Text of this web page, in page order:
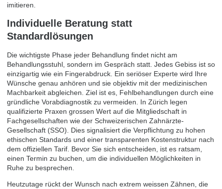
imitieren.
Individuelle Beratung statt
Standardlösungen
Die wichtigste Phase jeder Behandlung findet nicht am
Behandlungsstuhl, sondern im Gespräch statt. Jedes Gebiss ist so
einzigartig wie ein Fingerabdruck. Ein seriöser Experte wird Ihre
Wünsche genau anhören und sie objektiv mit der medizinischen
Machbarkeit abgleichen. Ziel ist es, Fehlbehandlungen durch eine
gründliche Vorabdiagnostik zu vermeiden. In Zürich legen
qualifizierte Praxen grossen Wert auf die Mitgliedschaft in
Fachgesellschaften wie der Schweizerischen Zahnärzte-
Gesellschaft (SSO). Dies signalisiert die Verpflichtung zu hohen
ethischen Standards und einer transparenten Kostenstruktur nach
dem offiziellen Tarif. Bevor Sie sich entscheiden, ist es ratsam,
einen Termin zu buchen , um die individuellen Möglichkeiten in
Ruhe zu besprechen.
Heutzutage rückt der Wunsch nach extrem weissen Zähnen, die